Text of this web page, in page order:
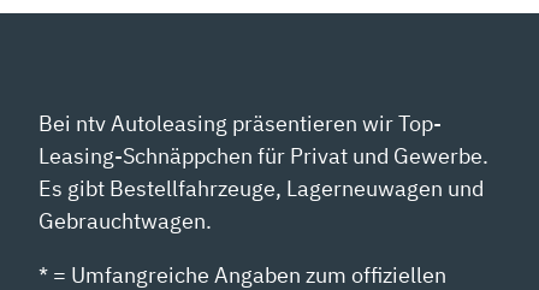
Bei ntv Autoleasing präsentieren wir Top-
Leasing-Schnäppchen für Privat und Gewerbe.
Es gibt Bestellfahrzeuge, Lagerneuwagen und
Gebrauchtwagen.
* = Umfangreiche Angaben zum offiziellen